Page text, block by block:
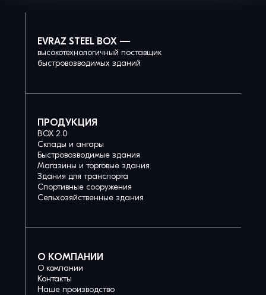
EVRAZ STEEL BOX —
высокотехнологичный поставщик
быстровозводимых зданий
ПРОДУКЦИЯ
BOX 2.0
Склады и ангары
Быстровозводимые здания
Магазины и торговые здания
Здания для транспорта
Спортивные сооружения
Сельхозяйственные здания
О КОМПАНИИ
О компании
Контакты
Наше производство